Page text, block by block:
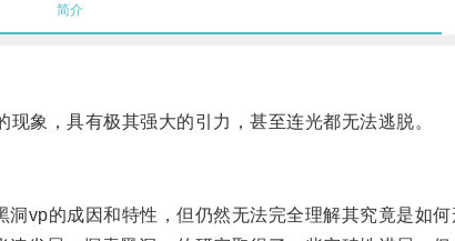
简介
象，具有极其强大的引力，甚至连光都无法逃脱。
的成因和特性，但仍然无法完全理解其究竟是如何